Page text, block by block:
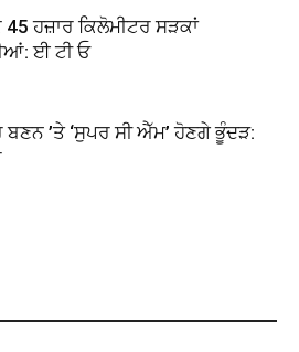
ਹਜ਼ਾਰ ਕਿਲੋਮੀਟਰ ਸੜਕਾਂ
ਈ ਟੀ ਓ
ਬਣਨ ’ਤੇ ‘ਸੁਪਰ ਸੀ ਐੱਮ’ ਹੋਣਗੇ ਭੂੰਦੜ: